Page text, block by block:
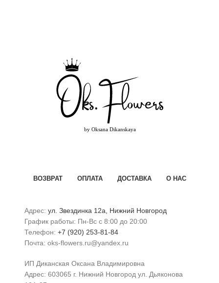
ВОЗВРАТ ОПЛАТА ДОСТАВКА О НАС
Адрес: ул. Звездинка 12а, Нижний Новгород
График работы: Пн-Вс с 8:00 до 20:00
Телефон: +7 (920) 253-81-84
Почта: oks-flowers.ru@yandex.ru
ИП Диканская Оксана Владимировна
Адрес: 603065 г. Нижний Новгород ул. Дьяконова